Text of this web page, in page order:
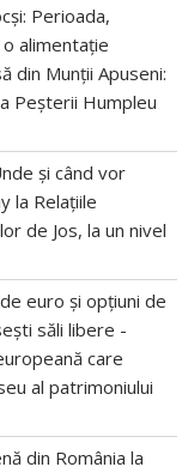
Perioada,
alimentație
din Munții Apuseni:
Peșterii Humpleu
și când vor
la Relațiile
de Jos, la un nivel
euro și opțiuni de
săli libere -
care
al patrimoniului
din România la